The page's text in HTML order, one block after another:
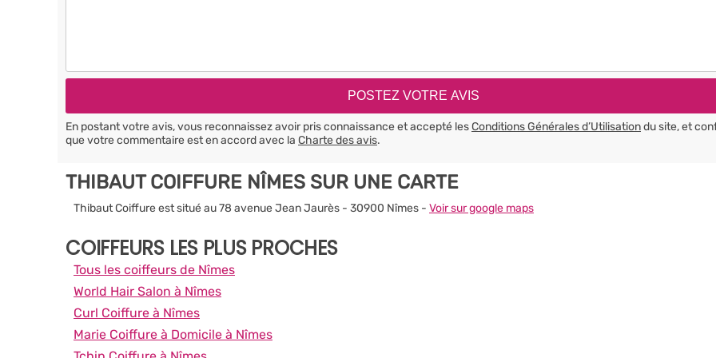
En postant votre avis, vous reconnaissez avoir pris connaissance et accepté lesConditions Générales d’Utilisationdu site, et
que votre commentaire est en accord avec la Charte des avis.
THIBAUT COIFFURE NÎMES SUR UNE CARTE
Thibaut Coiffure est situé au 78 avenue Jean Jaurès - 30900 Nîmes - Voir sur google maps
COIFFEURS LES PLUS PROCHES
Tous les coiffeurs de Nîmes
World Hair Salon à Nîmes
Curl Coiffure à Nîmes
Marie Coiffure à Domicile à Nîmes